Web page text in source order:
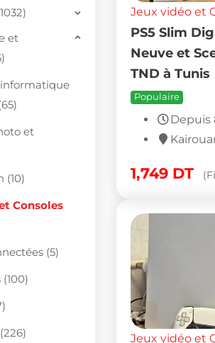
et
informatique
et
(10)
Consoles
(5)
Jeux vidéo et
PS5 Slim
Neuve et
TND à Tunis
Populaire
Depuis
1,749 DT
Jeux vidéo et